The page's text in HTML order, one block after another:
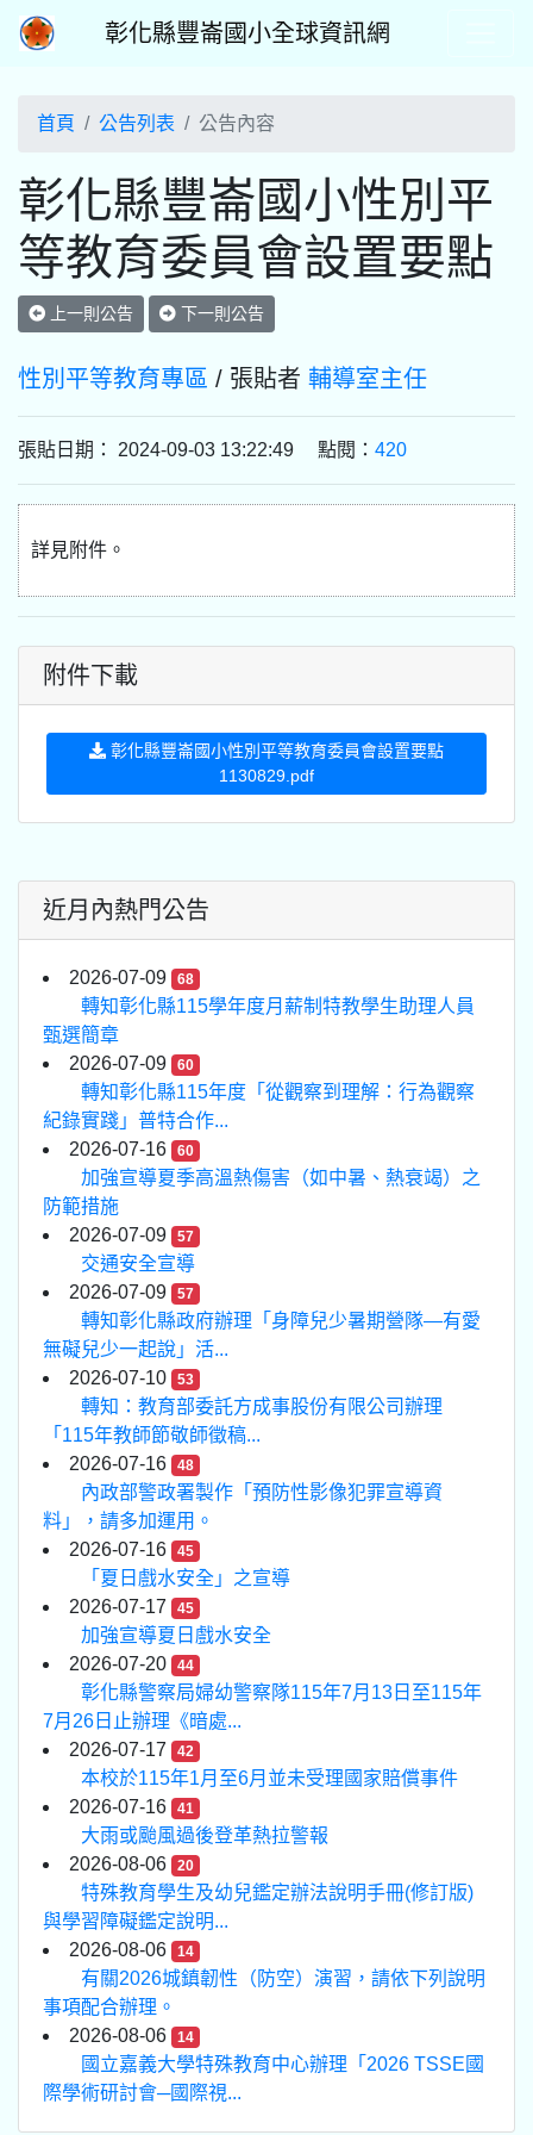
彰化縣豐崙國小全球資訊網
首頁 公告列表 公告內容
彰化縣豐崙國小性別平
等教育委員會設置要點
上一則公告 下一則公告
性別平等教育專區 / 張貼者 輔導室主任
張貼日期： 2024-09-03 13:22:49 點閱： 420
詳見附件。
附件下載
彰化縣豐崙國小性別平等教育委員會設置要點
1130829.pdf
近月內熱門公告
2026-07-09 68
轉知彰化縣115學年度月薪制特教學生助理人員
甄選簡章
2026-07-09
60
轉知彰化縣115年度「從觀察到理解：行為觀察
紀錄實踐」普特合作...
2026-07-16
60
加強宣導夏季高溫熱傷害（如中暑、熱衰竭）之
防範措施
2026-07-09
57
交通安全宣導
2026-07-09
57
轉知彰化縣政府辦理「身障兒少暑期營隊—有愛
無礙兒少一起說」活...
2026-07-10
53
轉知：教育部委託方成事股份有限公司辦理
「115年教師節敬師徵稿...
2026-07-16
48
內政部警政署製作「預防性影像犯罪宣導資
料」，請多加運用。
2026-07-16
45
「夏日戲水安全」之宣導
2026-07-17
45
加強宣導夏日戲水安全
2026-07-20
44
彰化縣警察局婦幼警察隊115年7月13日至115年
7月26日止辦理《暗處...
2026-07-17
42
本校於115年1月至6月並未受理國家賠償事件
2026-07-16
41
大雨或颱風過後登革熱拉警報
2026-08-06
20
特殊教育學生及幼兒鑑定辦法說明手冊(修訂版)
與學習障礙鑑定說明...
2026-08-06
14
有關2026城鎮韌性（防空）演習，請依下列說明
事項配合辦理。
2026-08-06
14
國立嘉義大學特殊教育中心辦理「2026 TSSE國
際學術研討會─國際視...